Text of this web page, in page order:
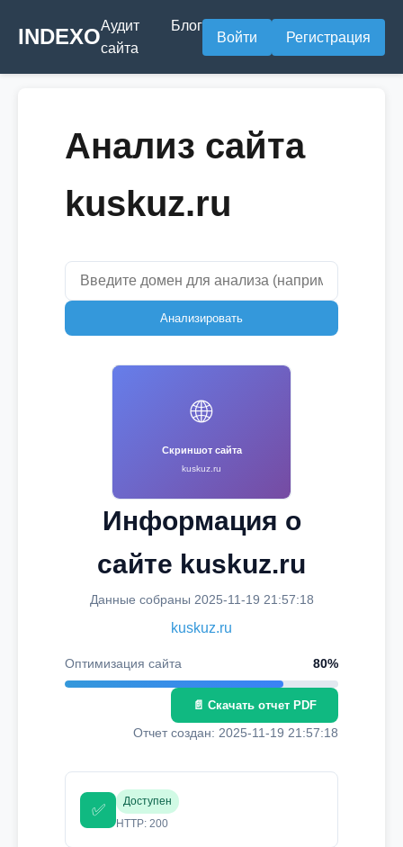
INDEXOАудит
сайта
Блог
Войти Регистрация
Анализ сайта
kuskuz.ru
Анализировать
🌐
Скриншот сайта
kuskuz.ru
Информация о
сайте kuskuz.ru
Данные собраны 2025-11-19 21:57:18
kuskuz.ru
Оптимизация сайта 80%
📄 Скачать отчет PDF
Отчет создан: 2025-11-19 21:57:18
✅
Доступен
HTTP: 200